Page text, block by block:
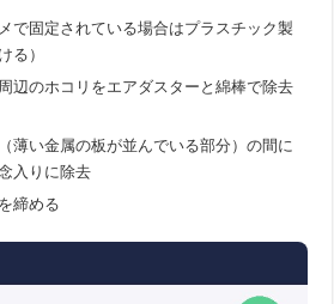
で固定されている場合はプラスチック製
る）
辺のホコリをエアダスターと綿棒で除去
薄い金属の板が並んでいる部分）の間に
入りに除去
締める